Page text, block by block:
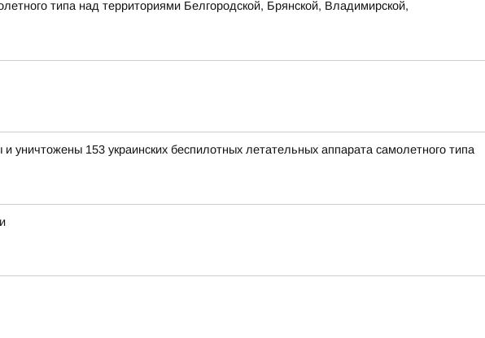
типа над территориями Белгородской, Брянской, Владимирской,
153 украинских беспилотных летательных аппарата самолетного типа